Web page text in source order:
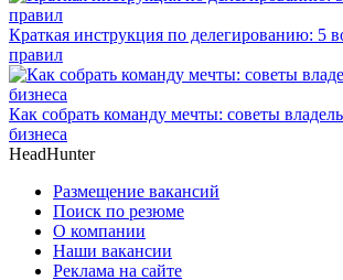
Краткая инструкция по делегированию: 5
правил
Как собрать команду мечты: советы
бизнеса
HeadHunter
Размещение вакансий
Поиск по резюме
О компании
Наши вакансии
Реклама на сайте